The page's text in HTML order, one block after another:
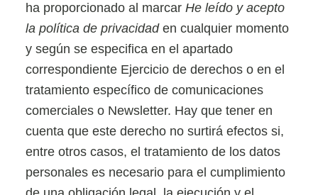
ha proporcionado al marcar He leído y acepto
la política de privacidad en cualquier momento
y según se especifica en el apartado
correspondiente Ejercicio de derechos o en el
tratamiento específico de comunicaciones
comerciales o Newsletter. Hay que tener en
cuenta que este derecho no surtirá efectos si,
entre otros casos, el tratamiento de los datos
personales es necesario para el cumplimiento